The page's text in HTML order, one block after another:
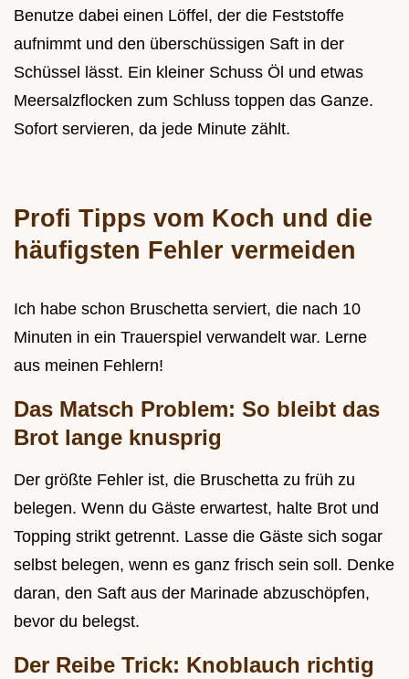
Benutze dabei einen Löffel, der die Feststoffe
aufnimmt und den überschüssigen Saft in der
Schüssel lässt. Ein kleiner Schuss Öl und etwas
Meersalzflocken zum Schluss toppen das Ganze.
Sofort servieren, da jede Minute zählt.
Profi Tipps vom Koch und die
häufigsten Fehler vermeiden
Ich habe schon Bruschetta serviert, die nach 10
Minuten in ein Trauerspiel verwandelt war. Lerne
aus meinen Fehlern!
Das Matsch Problem: So bleibt das
Brot lange knusprig
Der größte Fehler ist, die Bruschetta zu früh zu
belegen. Wenn du Gäste erwartest, halte Brot und
Topping strikt getrennt. Lasse die Gäste sich sogar
selbst belegen, wenn es ganz frisch sein soll. Denke
daran, den Saft aus der Marinade abzuschöpfen,
bevor du belegst.
Der Reibe Trick: Knoblauch richtig